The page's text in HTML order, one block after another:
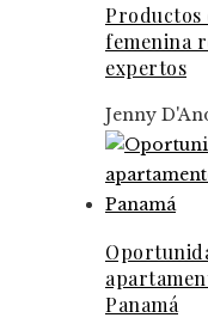
Productos
femenina
expertos
Jenny
Panamá